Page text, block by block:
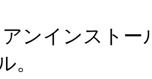
ンインストー
。